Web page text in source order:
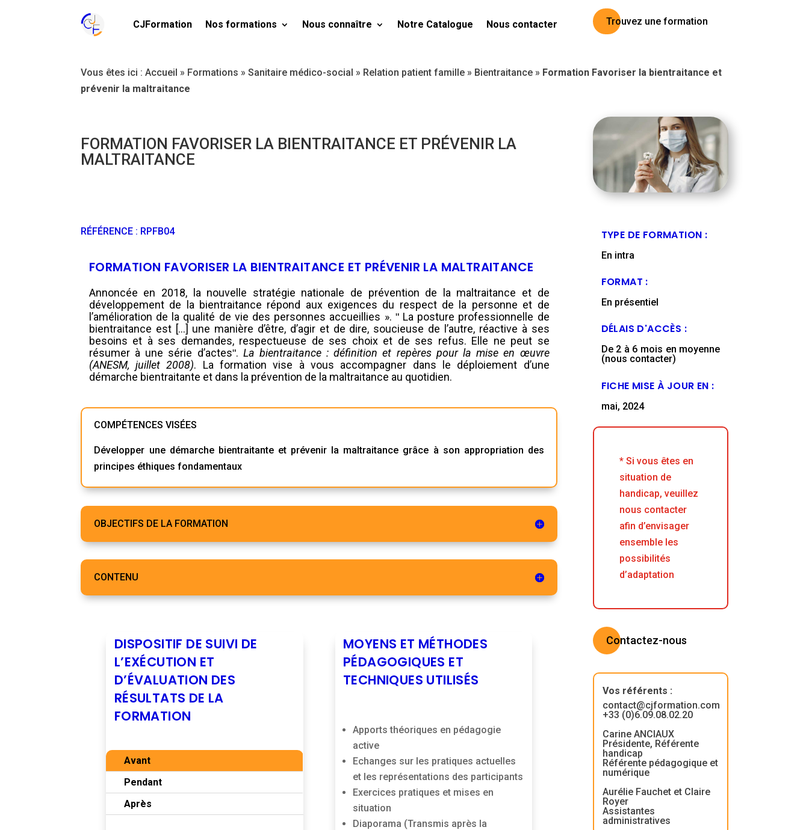
CJFormation Nos formations Nous connaître Notre Catalogue Nous contacter Trouvez une formation
Vous êtes ici :Accueil » Formations »Sanitaire médico-social » Relation patient famille » Bientraitance » Formation Favoriser la bientraitance et
prévenir la maltraitance
FORMATION FAVORISER LA BIENTRAITANCE ET PRÉVENIR LA
MALTRAITANCE
RÉFÉRENCE : RPFB04
FORMATION FAVORISER LA BIENTRAITANCE ET PRÉVENIR LA MALTRAITANCE
Annoncée en 2018, la nouvelle stratégie nationale de prévention de la maltraitance et de
développement de la bientraitance répond aux exigences du respect de la personne et de
l’amélioration de la qualité de vie des personnes accueillies ». ʺ La posture professionnelle de
bientraitance est […] une manière d’être, d’agir et de dire, soucieuse de l’autre, réactive à ses
besoins et à ses demandes, respectueuse de ses choix et de ses refus. Elle ne peut se
résumer à une série d’actesʺ. La bientraitance : définition et repères pour la mise en œuvre
(ANESM, juillet 2008). La formation vise à vous accompagner dans le déploiement d’une
démarche bientraitante et dans la prévention de la maltraitance au quotidien.
COMPÉTENCES VISÉES
Développer une démarche bientraitante et prévenir la maltraitance grâce à son appropriation des
principes éthiques fondamentaux
OBJECTIFS DE LA FORMATION
CONTENU
DISPOSITIF DE SUIVI DE
L’EXÉCUTION ET
D’ÉVALUATION DES
RÉSULTATS DE LA
FORMATION
Avant
Pendant
Après
MOYENS ET MÉTHODES
PÉDAGOGIQUES ET
TECHNIQUES UTILISÉS
Apports théoriques en pédagogie
active
Echanges sur les pratiques actuelles
et les représentations des participants
Exercices pratiques et mises en
situation
Diaporama (Transmis après la
TYPE DE FORMATION :
En intra
FORMAT :
En présentiel
DÉLAIS D'ACCÈS :
De 2 à 6 mois en moyenne
(nous contacter)
FICHE MISE À JOUR EN :
mai, 2024
* Si vous êtes en
situation de
handicap, veuillez
nous contacter
afin d’envisager
ensemble les
possibilités
d’adaptation
Contactez-nous
Vos référents :
contact@cjformation.com
+33 (0)6.09.08.02.20
Carine ANCIAUX
Présidente, Référente
handicap
Référente pédagogique et
numérique
Aurélie Fauchet et Claire
Royer
Assistantes
administratives